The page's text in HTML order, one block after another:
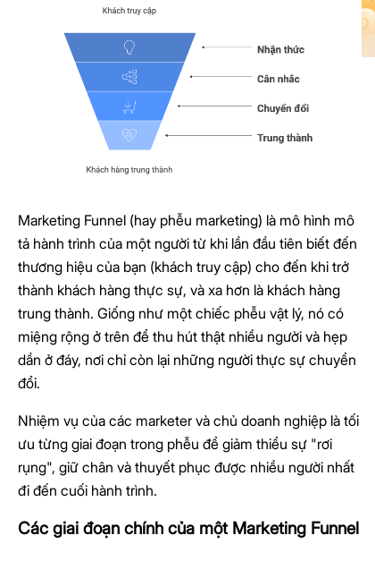
Marketing Funnel (hay phễu marketing) là mô hình mô
tả hành trình của một người từ khi lần đầu tiên biết đến
thương hiệu của bạn (khách truy cập) cho đến khi trở
thành khách hàng thực sự, và xa hơn là khách hàng
trung thành. Giống như một chiếc phễu vật lý, nó có
miệng rộng ở trên để thu hút thật nhiều người và hẹp
dần ở đáy, nơi chỉ còn lại những người thực sự chuyển
đổi.
Nhiệm vụ của các marketer và chủ doanh nghiệp là tối
ưu từng giai đoạn trong phễu để giảm thiểu sự "rơi
rụng", giữ chân và thuyết phục được nhiều người nhất
đi đến cuối hành trình.
Các giai đoạn chính của một Marketing Funnel